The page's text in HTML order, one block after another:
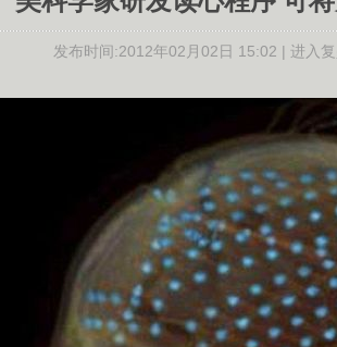
发布时间:2012年02月02日 15:02 | 进入